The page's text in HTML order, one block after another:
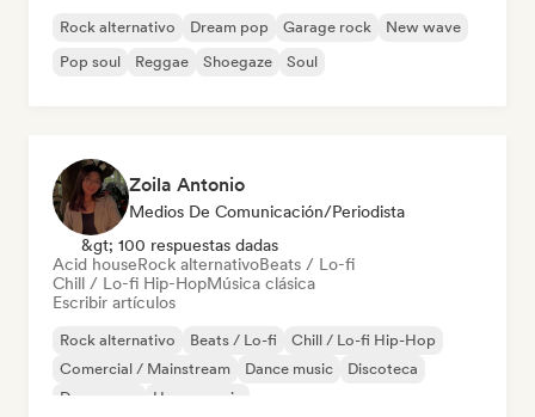
Rock alternativo Dream pop Garage rock
New wave
Pop soul
Reggae Shoegaze Soul
Zoila Antonio
Medios De Comunicación/Periodista
&gt; 100 respuestas dadas
Acid houseRock alternativoBeats / Lo-fi
Chill / Lo-fi Hip-HopMúsica clásica
Escribir artículos
Rock alternativo Beats / Lo-fi
Chill / Lo-fi Hip-Hop
Comercial / Mainstream
Dance music
Discoteca
Dream pop
House music